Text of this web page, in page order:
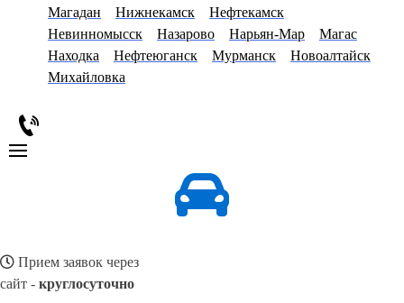
Магадан
Нижнекамск
Нефтекамск
Невинномысск
Назарово Нарьян-Мар
Магас
Находка
Нефтеюганск Мурманск
Новоалтайск
Михайловка
Прием заявок через
сайт - круглосуточно